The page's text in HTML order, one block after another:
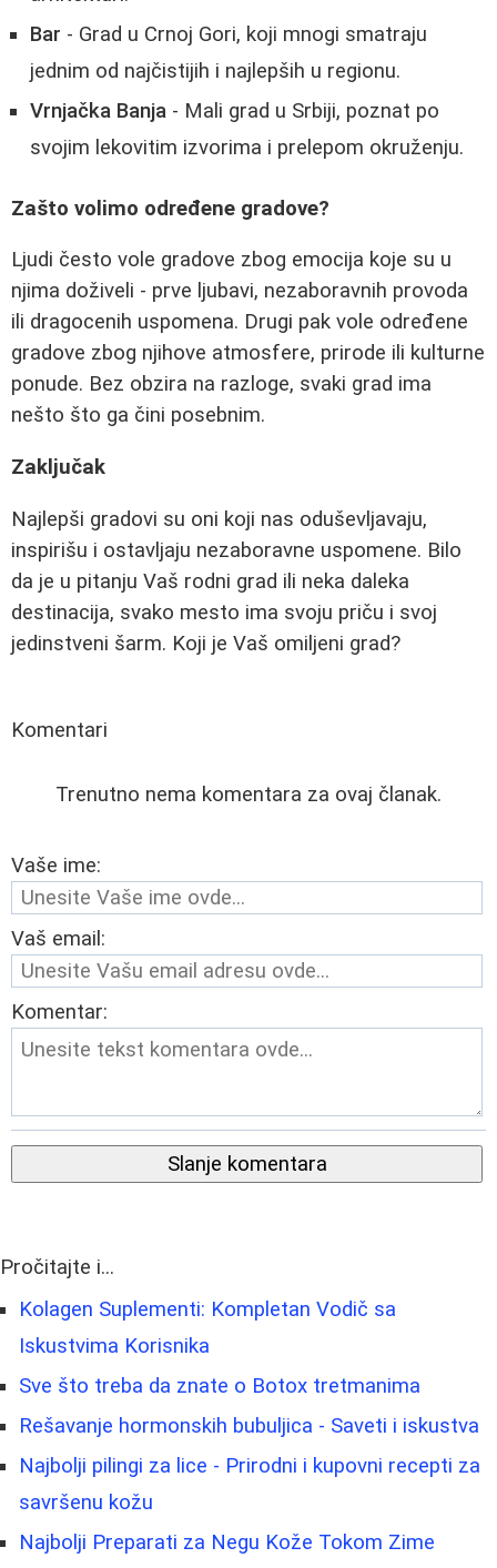
Bar - Grad u Crnoj Gori, koji mnogi smatraju
jednim od najčistijih i najlepših u regionu.
Vrnjačka Banja - Mali grad u Srbiji, poznat po
svojim lekovitim izvorima i prelepom okruženju.
Zašto volimo određene gradove?
Ljudi često vole gradove zbog emocija koje su u
njima doživeli - prve ljubavi, nezaboravnih provoda
ili dragocenih uspomena. Drugi pak vole određene
gradove zbog njihove atmosfere, prirode ili kulturne
ponude. Bez obzira na razloge, svaki grad ima
nešto što ga čini posebnim.
Zaključak
Najlepši gradovi su oni koji nas oduševljavaju,
inspirišu i ostavljaju nezaboravne uspomene. Bilo
da je u pitanju Vaš rodni grad ili neka daleka
destinacija, svako mesto ima svoju priču i svoj
jedinstveni šarm. Koji je Vaš omiljeni grad?
Komentari
Trenutno nema komentara za ovaj članak.
Vaše ime:
Vaš email:
Komentar:
Slanje komentara
Pročitajte i...
Kolagen Suplementi: Kompletan Vodič sa
Iskustvima Korisnika
Sve što treba da znate o Botox tretmanima
Rešavanje hormonskih bubuljica - Saveti i iskustva
Najbolji pilingi za lice - Prirodni i kupovni recepti za
savršenu kožu
Najbolji Preparati za Negu Kože Tokom Zime